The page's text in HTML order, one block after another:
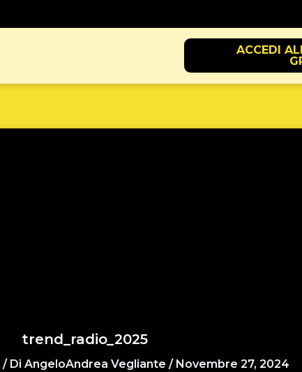
ACCEDI
trend_radio_2025
/ Di AngeloAndrea Vegliante / Novembre 27, 2024